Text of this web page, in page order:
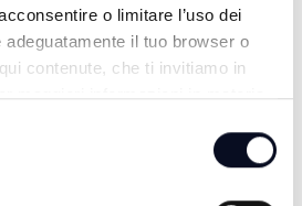
o limitare l’uso dei
il tuo browser o
contenute, che ti invitiamo in
maggiori informazioni in materia